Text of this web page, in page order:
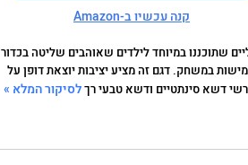
קנה עכשיו ב-Amazon
שתוכננו במיוחד לילדים שאוהבים שליטה בכדור
במשחק. דגם זה מציע יציבות יוצאת דופן על
דשא סינתטיים ודשא טבעי רךלסיקור המלא »